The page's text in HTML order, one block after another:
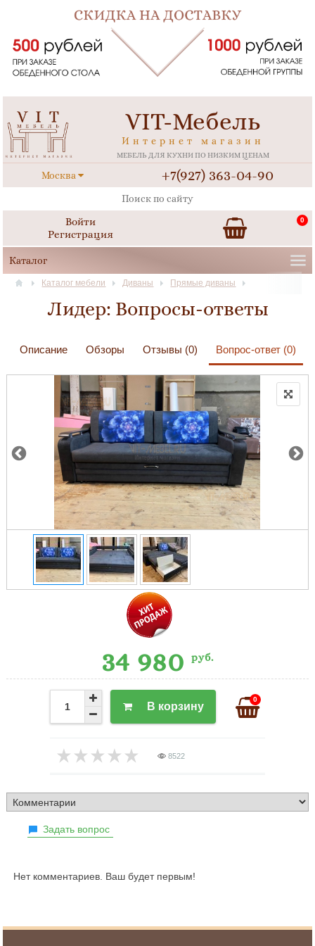
VIT-Мебель
Интернет магазин
МЕБЕЛЬ ДЛЯ КУХНИ ПО НИЗКИМ ЦЕНАМ
Москва +7(927) 363-04-90
Войти
Регистрация
0
Каталог мебели Диваны Прямые диваны
Лидер: Вопросы-ответы
Описание Обзоры Отзывы (0) Вопрос-ответ (0)
34 980 руб.
В корзину
0
8522
Задать вопрос
Нет комментариев. Ваш будет первым!